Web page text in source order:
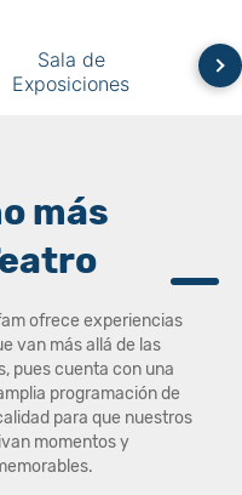
Sala de
Exposiciones
más
ofrece experiencias
van más allá de las
pues cuenta con una
programación de
para que nuestros
momentos y